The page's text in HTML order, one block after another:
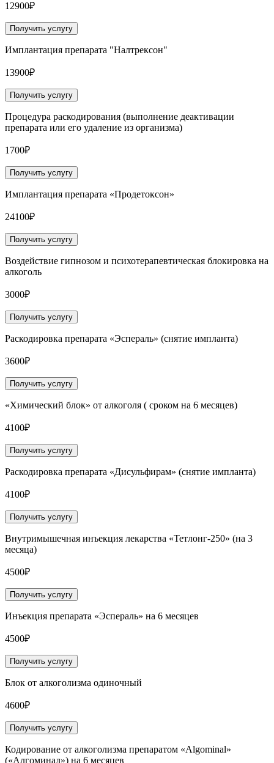
12900₽
Получить услугу
Имплантация препарата "Налтрексон"
13900₽
Получить услугу
Процедура раскодирования (выполнение деактивации
препарата или его удаление из организма)
1700₽
Получить услугу
Имплантация препарата «Продетоксон»
24100₽
Получить услугу
Воздействие гипнозом и психотерапевтическая блокировка на
алкоголь
3000₽
Получить услугу
Раскодировка препарата «Эспераль» (снятие импланта)
3600₽
Получить услугу
«Химический блок» от алкоголя ( сроком на 6 месяцев)
4100₽
Получить услугу
Раскодировка препарата «Дисульфирам» (снятие импланта)
4100₽
Получить услугу
Внутримышечная инъекция лекарства «Тетлонг-250» (на 3
месяца)
4500₽
Получить услугу
Инъекция препарата «Эспераль» на 6 месяцев
4500₽
Получить услугу
Блок от алкоголизма одиночный
4600₽
Получить услугу
Кодирование от алкоголизма препаратом «Algominal»
(«Алгоминал») на 6 месяцев